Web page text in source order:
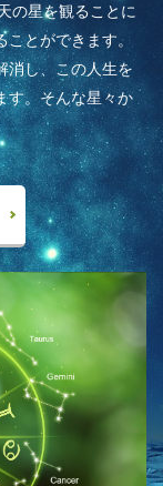
の星を観ることに
ことができます。
消し、この人生を
す。そんな星々か